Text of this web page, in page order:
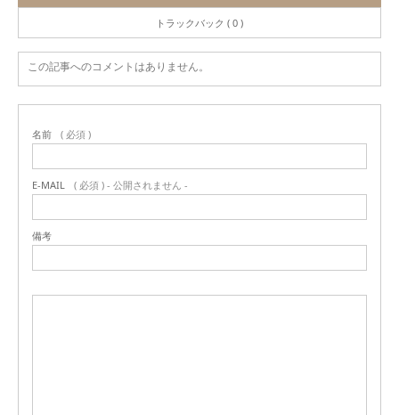
トラックバック ( 0 )
この記事へのコメントはありません。
名前 ( 必須 )
E-MAIL ( 必須 ) - 公開されません -
備考